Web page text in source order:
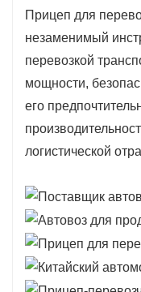
Прицеп для
незаменимый
перевозкой
мощности,
его
логистической